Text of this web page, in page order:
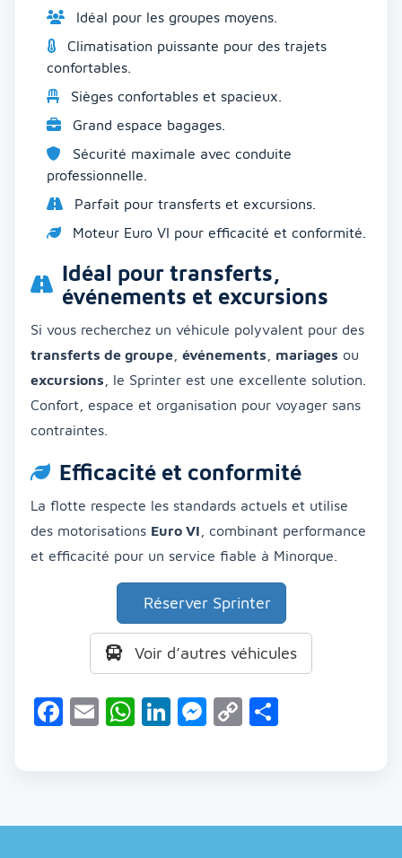
Idéal pour les groupes moyens.
Climatisation puissante pour des trajets
confortables.
Sièges confortables et spacieux.
Grand espace bagages.
Sécurité maximale avec conduite
professionnelle.
Parfait pour transferts et excursions.
Moteur Euro VI pour efficacité et conformité.
Idéal pour transferts,
événements et excursions
Si vous recherchez un véhicule polyvalent pour des
transferts de groupe événements mariages ou
excursions , le Sprinter est une excellente solution.
Confort, espace et organisation pour voyager sans
contraintes.
Efficacité et conformité
La flotte respecte les standards actuels et utilise
des motorisations Euro VI , combinant performance
et efficacité pour un service fiable à Minorque.
Réserver Sprinter
Voir d’autres véhicules
Facebook
EmailWhatsApp
LinkedIn
Messenger
Copy